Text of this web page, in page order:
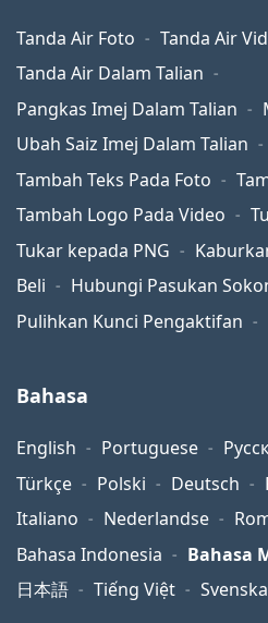
Tanda Air Foto Tanda Air
Tanda Air Dalam Talian
Pangkas Imej Dalam Talian
Ubah Saiz Imej Dalam Talian
Tambah Teks Pada Foto
Tambah Logo Pada Video
Tukar kepada PNG
Beli
Hubungi Pasukan
Pulihkan Kunci Pengaktifan
Bahasa
English Portuguese
Türkçe
Polski Deutsch
Italiano
Nederlandse
Bahasa Indonesia
Bahasa
日本語
Tiếng Việt Svenska